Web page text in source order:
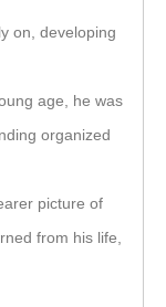
on, developing
age, he was
organized
picture of
from his life,